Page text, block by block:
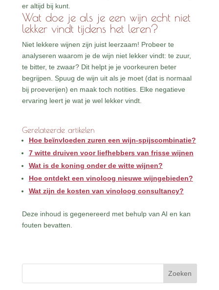
er altijd bij kunt.
Wat doe je als je een wijn echt niet
lekker vindt tijdens het leren?
Niet lekkere wijnen zijn juist leerzaam! Probeer te
analyseren waarom je de wijn niet lekker vindt: te zuur,
te bitter, te zwaar? Dit helpt je je voorkeuren beter
begrijpen. Spuug de wijn uit als je moet (dat is normaal
bij proeverijen) en maak toch notities. Elke negatieve
ervaring leert je wat je wel lekker vindt.
Gerelateerde artikelen
Hoe beïnvloeden zuren een wijn-spijscombinatie?
7 witte druiven voor liefhebbers van frisse wijnen
Wat is de koning onder de witte wijnen?
Hoe ontdekt een vinoloog nieuwe wijngebieden?
Wat zijn de kosten van vinoloog consultancy?
Deze inhoud is gegenereerd met behulp van AI en kan
fouten bevatten.
Zoeken